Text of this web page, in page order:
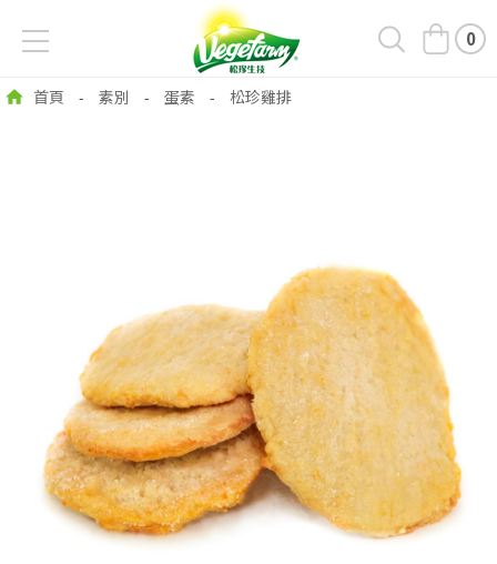
0
首頁 - 素別 - 蛋素 - 松珍雞排